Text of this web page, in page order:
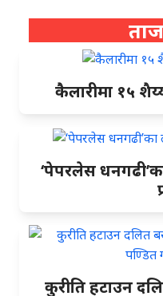
कैलारीमा १५
‘पेपरलेस
कुरीति हटाउन